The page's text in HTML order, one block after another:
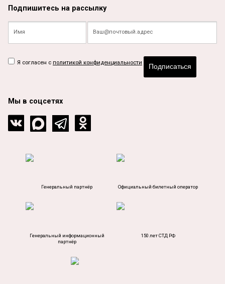
Подпишитесь на рассылку
Я согласен с политикой конфиденциальности
Подписаться
Мы в соцсетях
Генеральный партнёр Официальный билетный оператор
Генеральный информационный
партнёр
150 лет СТД РФ